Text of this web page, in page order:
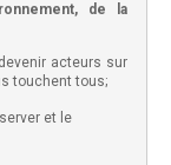
de la
acteurs sur
touchent tous;
et le